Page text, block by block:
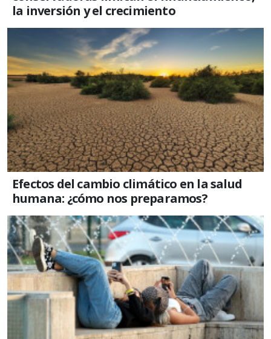
la inversión y el crecimiento
Efectos del cambio climático en la salud
humana: ¿cómo nos preparamos?